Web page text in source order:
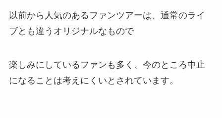
以前から人気のあるファンツアーは、通常のライ
ブとも違うオリジナルなもので
楽しみにしているファンも多く、今のところ中止
になることは考えにくいとされています。